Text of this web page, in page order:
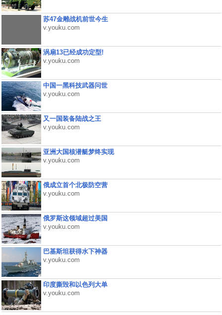
苏47金雕战机前世今生
v.youku.com
涡扇13已经成功定型!
v.youku.com
中国一黑科技武器问世
v.youku.com
又一国装备陆战之王
v.youku.com
亚洲大国核潜艇梦终实现
v.youku.com
俄成立首个北极防空营
v.youku.com
俄罗斯这领域超过美国
v.youku.com
巴基斯坦获得水下神器
v.youku.com
印度撕毁和以色列大单
v.youku.com